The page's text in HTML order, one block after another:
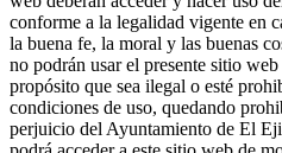
conforme a la legalidad vigente en
la buena fe, la moral y las buenas
no podrán usar el presente sitio
propósito que sea ilegal o esté
condiciones de uso, quedando
perjuicio del Ayuntamiento de El